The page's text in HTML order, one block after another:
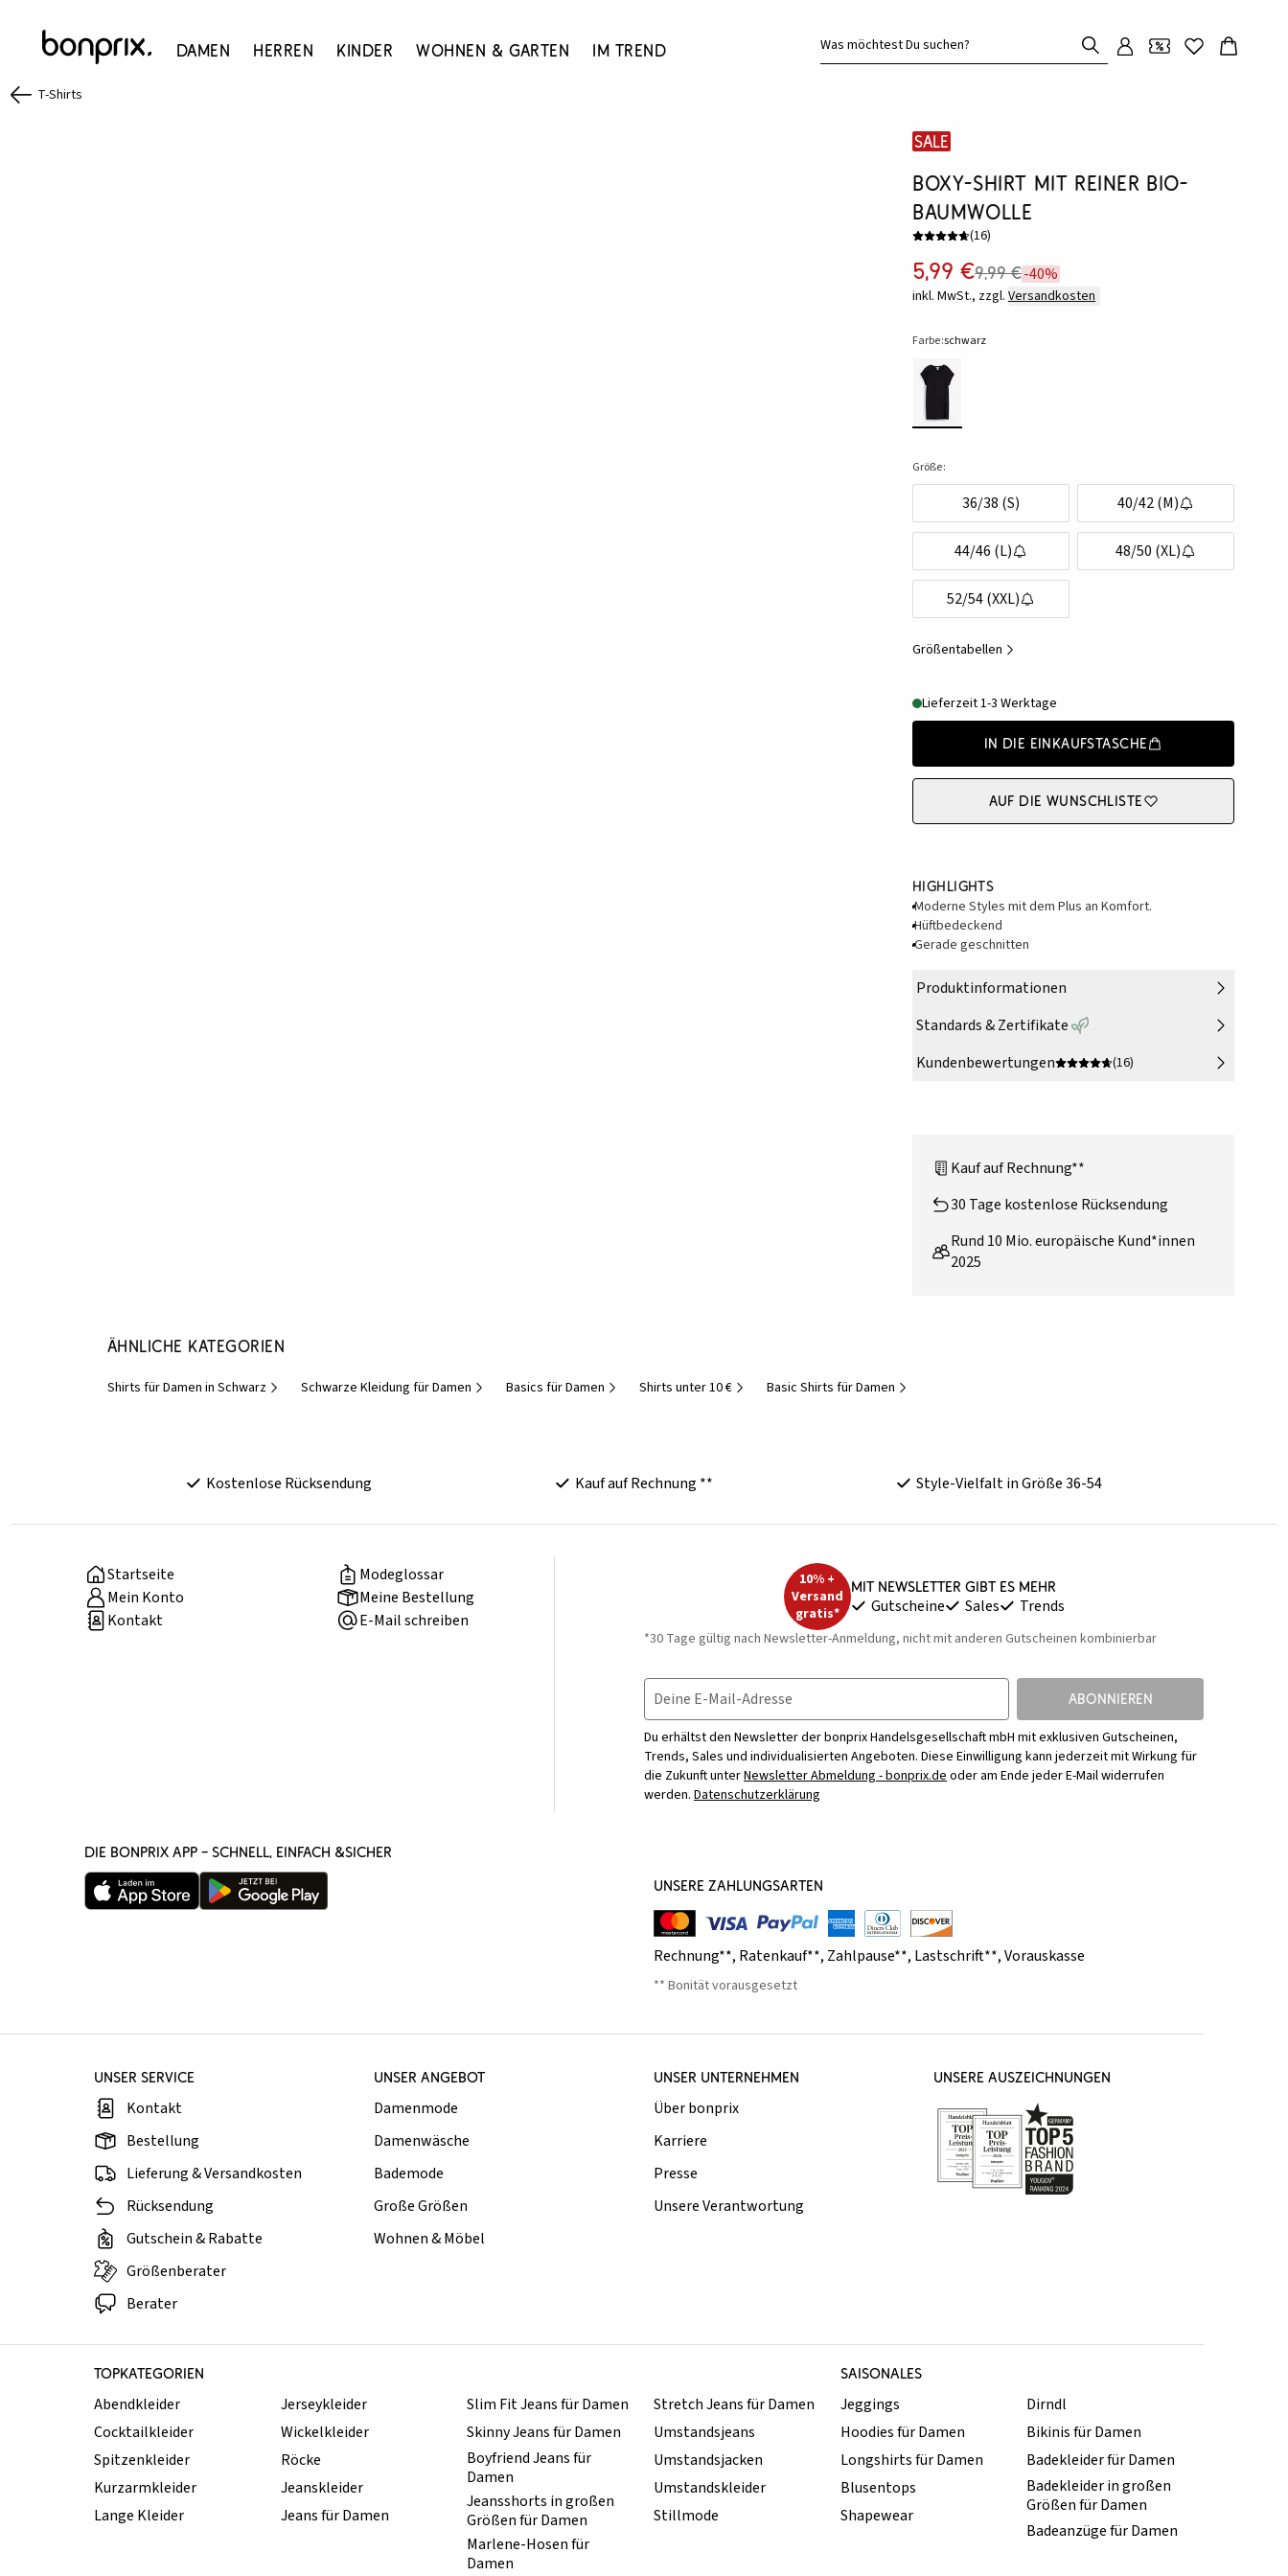
Damen Herren Kinder Wohnen & Garten Im Trend Was möchtest Du suchen?
T-Shirts
SALE
Boxy-Shirt mit reiner Bio-
Baumwolle
(16)
5,99 €9,99 €-40%
inkl. MwSt., zzgl. Versandkosten
Farbe:schwarz
Größe:
36/38 (S) 40/42 (M)
44/46 (L) 48/50 (XL)
52/54 (XXL)
Größentabellen
Lieferzeit 1-3 Werktage
In die Einkaufstasche
Auf die Wunschliste
Highlights
Moderne Styles mit dem Plus an Komfort.
Hüftbedeckend
Gerade geschnitten
Produktinformationen
Standards & Zertifikate
Kundenbewertungen
(16)
Kauf auf Rechnung**
30 Tage kostenlose Rücksendung
Rund 10 Mio. europäische Kund*innen
2025
Ähnliche Kategorien
Shirts für Damen in Schwarz Schwarze Kleidung für Damen Basics für Damen Shirts unter 10 € Basic Shirts für Damen
Kostenlose Rücksendung Kauf auf Rechnung ** Style-Vielfalt in Größe 36-54
Startseite
Modeglossar
Mein Konto
Meine Bestellung
Kontakt
E-Mail schreiben
10% +
Versand
gratis*
Mit Newsletter gibt es mehr
Gutscheine Sales Trends
*30 Tage gültig nach Newsletter-Anmeldung, nicht mit anderen Gutscheinen kombinierbar
Deine E-Mail-Adresse ABONNIEREN
Du erhältst den Newsletter der bonprix Handelsgesellschaft mbH mit exklusiven Gutscheinen,
Trends, Sales und individualisierten Angeboten. Diese Einwilligung kann jederzeit mit Wirkung für
die Zukunft unterNewsletter Abmeldung - bonprix.deoder am Ende jeder E-Mail widerrufen
werden. Datenschutzerklärung
DIE BONPRIX APP – SCHNELL, EINFACH &SICHER
UNSERE ZAHLUNGSARTEN
Rechnung**, Ratenkauf**, Zahlpause**, Lastschrift**,Vorauskasse
** Bonität vorausgesetzt
UNSER SERVICE
Kontakt
Bestellung
Lieferung & Versandkosten
Rücksendung
Gutschein & Rabatte
Größenberater
Berater
UNSER ANGEBOT
Damenmode
Damenwäsche
Bademode
Große Größen
Wohnen & Möbel
UNSER UNTERNEHMEN
Über bonprix
Karriere
Presse
Unsere Verantwortung
UNSERE AUSZEICHNUNGEN
TOPKATEGORIEN SAISONALES
Abendkleider
Cocktailkleider
Spitzenkleider
Kurzarmkleider
Lange Kleider
Jerseykleider
Wickelkleider
Röcke
Jeanskleider
Jeans für Damen
Slim Fit Jeans für Damen
Skinny Jeans für Damen
Boyfriend Jeans für
Damen
Jeansshorts in großen
Größen für Damen
Marlene-Hosen für
Damen
Stretch Jeans für Damen
Umstandsjeans
Umstandsjacken
Umstandskleider
Stillmode
Jeggings
Hoodies für Damen
Longshirts für Damen
Blusentops
Shapewear
Dirndl
Bikinis für Damen
Badekleider für Damen
Badekleider in großen
Größen für Damen
Badeanzüge für Damen